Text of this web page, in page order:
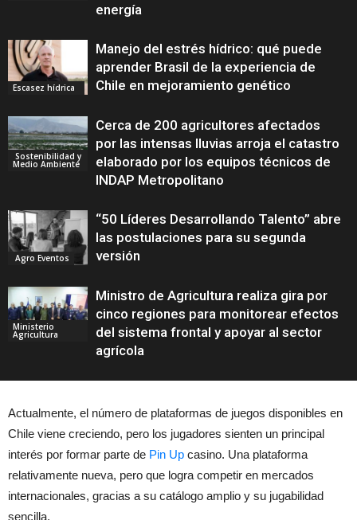
energía
Escasez hídrica
Manejo del estrés hídrico: qué puede
aprender Brasil de la experiencia de
Chile en mejoramiento genético
Sostenibilidad y
Medio Ambiente
Cerca de 200 agricultores afectados
por las intensas lluvias arroja el catastro
elaborado por los equipos técnicos de
INDAP Metropolitano
Agro Eventos
“50 Líderes Desarrollando Talento” abre
las postulaciones para su segunda
versión
Ministerio
Agricultura
Ministro de Agricultura realiza gira por
cinco regiones para monitorear efectos
del sistema frontal y apoyar al sector
agrícola
Actualmente, el número de plataformas de juegos disponibles en
Chile viene creciendo, pero los jugadores sienten un principal
interés por formar parte de Pin Up casino. Una plataforma
relativamente nueva, pero que logra competir en mercados
internacionales, gracias a su catálogo amplio y su jugabilidad
sencilla.